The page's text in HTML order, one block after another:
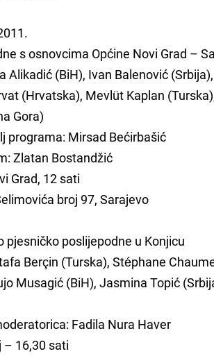
s osnovcima Općine Novi Grad –
Alikadić (BiH), Ivan Balenović
(Hrvatska), Mevlüt Kaplan
Gora)
programa: Mirsad Bećirbašić
Zlatan Bostandžić
Grad, 12 sati
broj 97, Sarajevo
pjesničko poslijepodne u Konjicu
Berçin (Turska), Stéphane
Musagić (BiH), Jasmina Topić
Fadila Nura Haver
16,30 sati